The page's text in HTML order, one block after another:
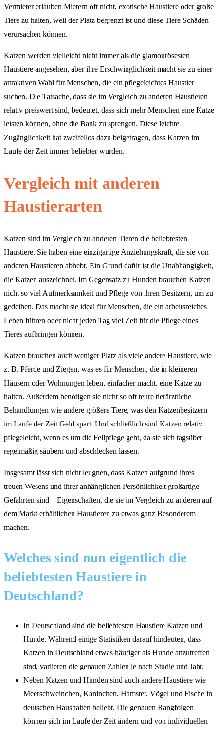
Vermieter erlauben Mietern oft nicht, exotische Haustiere oder große
Tiere zu halten, weil der Platz begrenzt ist und diese Tiere Schäden
verursachen können.
Katzen werden vielleicht nicht immer als die glamourösesten
Haustiere angesehen, aber ihre Erschwinglichkeit macht sie zu einer
attraktiven Wahl für Menschen, die ein pflegeleichtes Haustier
suchen. Die Tatsache, dass sie im Vergleich zu anderen Haustieren
relativ preiswert sind, bedeutet, dass sich mehr Menschen eine Katze
leisten können, ohne die Bank zu sprengen. Diese leichte
Zugänglichkeit hat zweifellos dazu beigetragen, dass Katzen im
Laufe der Zeit immer beliebter wurden.
Vergleich mit anderen
Haustierarten
Katzen sind im Vergleich zu anderen Tieren die beliebtesten
Haustiere. Sie haben eine einzigartige Anziehungskraft, die sie von
anderen Haustieren abhebt. Ein Grund dafür ist die Unabhängigkeit,
die Katzen auszeichnet. Im Gegensatz zu Hunden brauchen Katzen
nicht so viel Aufmerksamkeit und Pflege von ihren Besitzern, um zu
gedeihen. Das macht sie ideal für Menschen, die ein arbeitsreiches
Leben führen oder nicht jeden Tag viel Zeit für die Pflege eines
Tieres aufbringen können.
Katzen brauchen auch weniger Platz als viele andere Haustiere, wie
z. B. Pferde und Ziegen, was es für Menschen, die in kleineren
Häusern oder Wohnungen leben, einfacher macht, eine Katze zu
halten. Außerdem benötigen sie nicht so oft teure tierärztliche
Behandlungen wie andere größere Tiere, was den Katzenbesitzern
im Laufe der Zeit Geld spart. Und schließlich sind Katzen relativ
pflegeleicht, wenn es um die Fellpflege geht, da sie sich tagsüber
regelmäßig säubern und abschlecken lassen.
Insgesamt lässt sich nicht leugnen, dass Katzen aufgrund ihres
treuen Wesens und ihrer anhänglichen Persönlichkeit großartige
Gefährten sind – Eigenschaften, die sie im Vergleich zu anderen auf
dem Markt erhältlichen Haustieren zu etwas ganz Besonderem
machen.
Welches sind nun eigentlich die
beliebtesten Haustiere in
Deutschland?
In Deutschland sind die beliebtesten Haustiere Katzen und
Hunde. Während einige Statistiken darauf hindeuten, dass
Katzen in Deutschland etwas häufiger als Hunde anzutreffen
sind, variieren die genauen Zahlen je nach Studie und Jahr.
Neben Katzen und Hunden sind auch andere Haustiere wie
Meerschweinchen, Kaninchen, Hamster, Vögel und Fische in
deutschen Haushalten beliebt. Die genauen Rangfolgen
können sich im Laufe der Zeit ändern und von individuellen